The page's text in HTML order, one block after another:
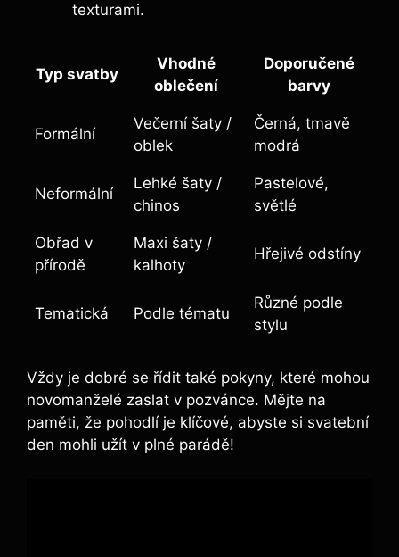
texturami.
Typ svatby
Vhodné
oblečení
Doporučené
barvy
Formální
Večerní šaty /
oblek
Černá, tmavě
modrá
Neformální
Lehké šaty /
chinos
Pastelové,
světlé
Obřad v
přírodě
Maxi šaty /
kalhoty
Hřejivé odstíny
Tematická Podle tématu
Různé podle
stylu
Vždy je dobré se řídit také pokyny, které mohou
novomanželé zaslat v pozvánce. Mějte na
paměti, že pohodlí je klíčové, abyste si svatební
den mohli užít v plné parádě!